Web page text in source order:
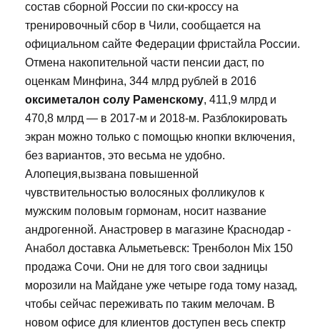
состав сборной России по ски-кроссу на
тренировочный сбор в Чили, сообщается на
официальном сайте Федерации фристайла России.
Отмена накопительной части пенсии даст, по
оценкам Минфина, 344 млрд рублей в 2016
оксиметалон солу Раменскому, 411,9 млрд и
470,8 млрд — в 2017-м и 2018-м. Разблокировать
экран можно только с помощью кнопки включения,
без вариантов, это весьма не удобно.
Алопеция,вызвана повышенной
чувствительностью волосяных фолликулов к
мужским половым гормонам, носит название
андрогенной. Анастровер в магазине Краснодар -
Анабол доставка Альметьевск: Тренболон Mix 150
продажа Сочи. Они не для того свои задницы
морозили на Майдане уже четыре года тому назад,
чтобы сейчас переживать по таким мелочам. В
новом офисе для клиентов доступен весь спектр